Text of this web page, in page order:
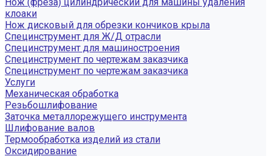
клоаки
Нож дисковый для обрезки кончиков крыла
Специнструмент для Ж/Д отрасли
Специнструмент для машиностроения
Специнструмент по чертежам заказчика
Специнструмент по чертежам заказчика
Услуги
Механическая обработка
Резьбошлифование
Заточка металлорежущего инструмента
Шлифование валов
Термообработка изделий из стали
Оксидирование